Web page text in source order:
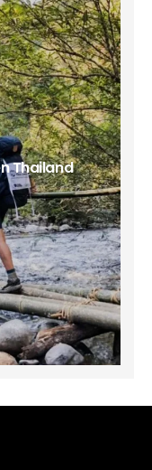
Thailand